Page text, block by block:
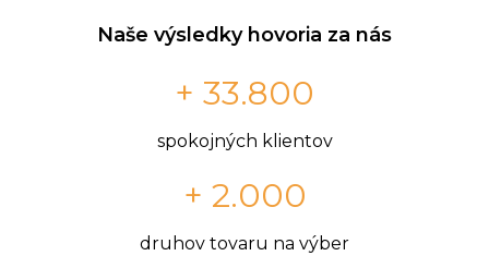
Naše výsledky hovoria za nás
+ 33.800
spokojných klientov
+ 2.000
druhov tovaru na výber